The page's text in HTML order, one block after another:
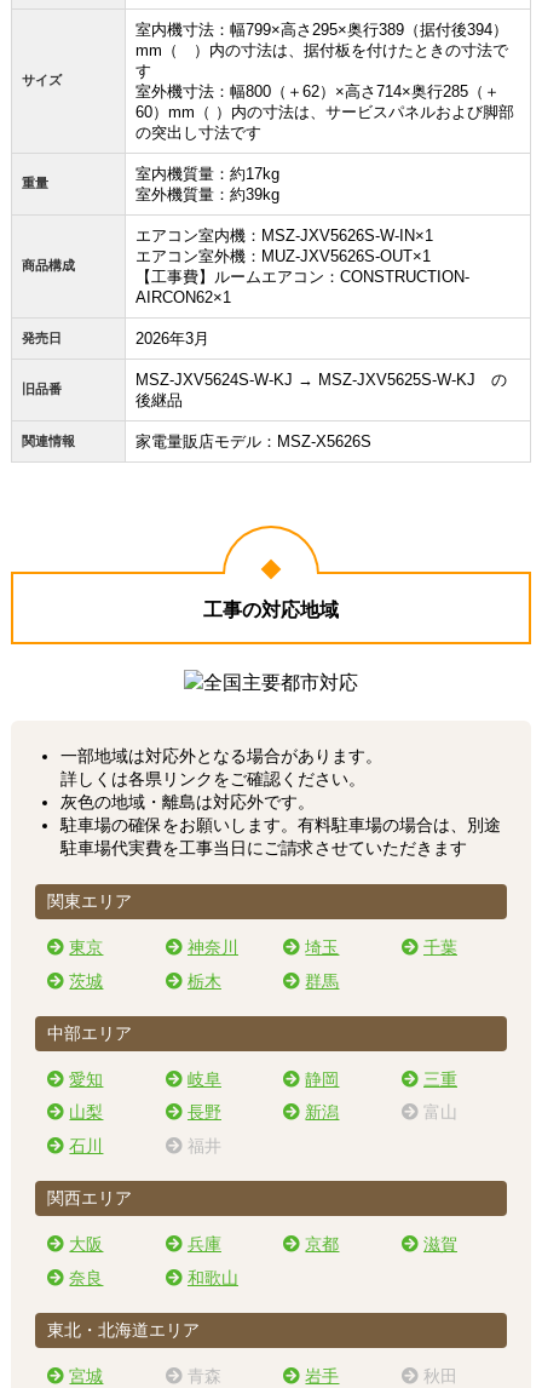
サイズ
室内機寸法：幅799×高さ295×奥行389（据付後394）
mm（ ）内の寸法は、据付板を付けたときの寸法で
す
室外機寸法：幅800（＋62）×高さ714×奥行285（＋
60）mm（ ）内の寸法は、サービスパネルおよび脚部
の突出し寸法です
重量
室内機質量：約17kg
室外機質量：約39kg
商品構成
エアコン室内機：MSZ-JXV5626S-W-IN×1
エアコン室外機：MUZ-JXV5626S-OUT×1
【工事費】ルームエアコン：CONSTRUCTION-
AIRCON62×1
発売日 2026年3月
旧品番
MSZ-JXV5624S-W-KJ → MSZ-JXV5625S-W-KJ の
後継品
関連情報 家電量販店モデル：MSZ-X5626S
工事の対応地域
一部地域は対応外となる場合があります。
詳しくは各県リンクをご確認ください。
灰色の地域・離島は対応外です。
駐車場の確保をお願いします。有料駐車場の場合は、別途
駐車場代実費を工事当日にご請求させていただきます
関東エリア
東京 神奈川 埼玉
千葉
茨城
栃木 群馬
中部エリア
愛知 岐阜 静岡
三重
山梨
長野 新潟
富山
石川
福井
関西エリア
大阪 兵庫 京都
滋賀
奈良
和歌山
東北・北海道エリア
宮城 青森 岩手 秋田